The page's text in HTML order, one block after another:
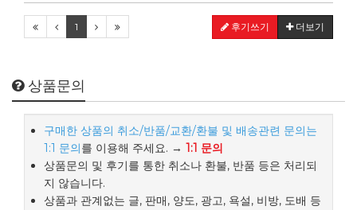
1 후기쓰기 더보기
상품문의
구매한 상품의 취소/반품/교환/환불 및 배송관련 문의는
1:1 문의를 이용해 주세요. → 1:1 문의
상품문의 및 후기를 통한 취소나 환불, 반품 등은 처리되
지 않습니다.
상품과 관계없는 글, 판매, 양도, 광고, 욕설, 비방, 도배 등